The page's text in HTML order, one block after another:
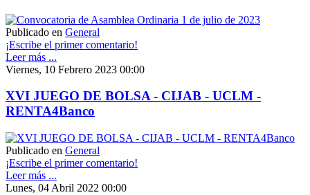
Publicado en General
¡Escribe el primer comentario!
Leer más ...
Viernes, 10 Febrero 2023 00:00
XVI JUEGO DE BOLSA - CIJAB - UCLM -
RENTA4Banco
Publicado en General
¡Escribe el primer comentario!
Leer más ...
Lunes, 04 Abril 2022 00:00